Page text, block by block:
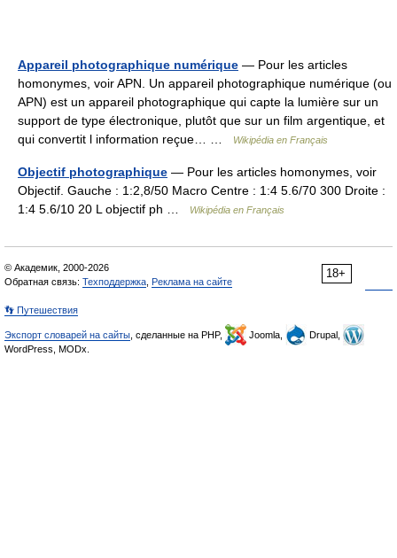
Appareil photographique numérique — Pour les articles
homonymes, voir APN. Un appareil photographique numérique (ou
APN) est un appareil photographique qui capte la lumière sur un
support de type électronique, plutôt que sur un film argentique, et
qui convertit l information reçue… …
Wikipédia en Français
Objectif photographique — Pour les articles homonymes, voir
Objectif. Gauche : 1:2,8/50 Macro Centre : 1:4 5.6/70 300 Droite :
1:4 5.6/10 20 L objectif ph …
Wikipédia en Français
18+
© Академик, 2000-2026
Обратная связь: Техподдержка Реклама на сайте
👣 Путешествия
Экспорт словарей на сайты , сделанные на PHP, Joomla,
Drupal,
WordPress, MODx.